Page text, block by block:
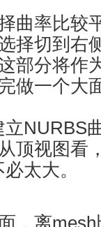
曲率比较
择切到右
部分将作
做一个大
NURBS
顶视图看
太大。
，离